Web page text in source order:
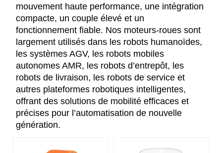
mouvement haute performance, une intégration
compacte, un couple élevé et un
fonctionnement fiable. Nos moteurs-roues sont
largement utilisés dans les robots humanoïdes,
les systèmes AGV, les robots mobiles
autonomes AMR, les robots d’entrepôt, les
robots de livraison, les robots de service et
autres plateformes robotiques intelligentes,
offrant des solutions de mobilité efficaces et
précises pour l’automatisation de nouvelle
génération.